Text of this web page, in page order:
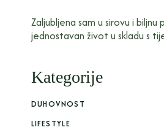
Zaljubljena sam u sirovu i biljnu
jednostavan život u skladu s
Kategorije
DUHOVNOST
LIFESTYLE